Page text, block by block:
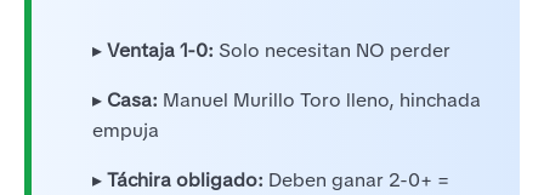
▸Ventaja 1-0: Solo necesitan NO perder
▸ Casa: Manuel Murillo Toro lleno, hinchada
empuja
▸Táchira obligado: Deben ganar 2-0+ =